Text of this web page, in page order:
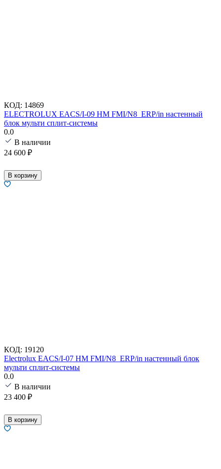
КОД: 14869
ELECTROLUX EACS/I-09 HM FMI/N8_ERP/in настенный
блок мульти сплит-системы
0.0
В наличии
24 600 ₽
В корзину
КОД: 19120
Electrolux EACS/I-07 HM FMI/N8_ERP/in настенный блок
мульти сплит-системы
0.0
В наличии
23 400 ₽
В корзину